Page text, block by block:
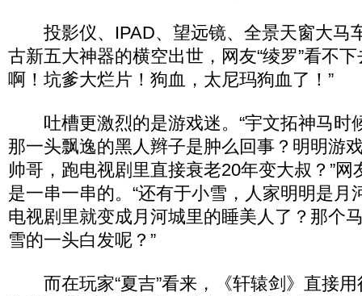
投影仪、IPAD、望远镜、全景天窗大马
古新五大神器的横空出世，网友“绫罗”看不
啊！坑爹大烂片！狗血，太尼玛狗血了！”
吐槽更激烈的是游戏迷。“宇文拓神马时
那一头飘逸的黑人辫子是肿么回事？明明游
帅哥，跑电视剧里直接衰老20年变大叔？”网
是一串一串的。“还有于小雪，人家明明是月
电视剧里就变成月河城里的睡美人了？那个
雪的一头白发呢？”
而在玩家“夏吉”看来，《轩辕剑》直接用